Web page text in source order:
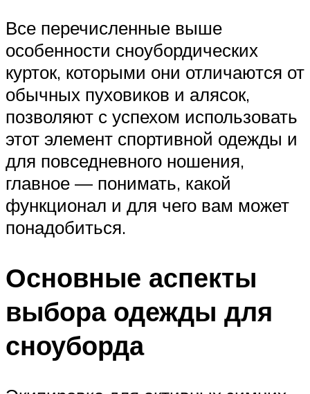
Все перечисленные выше
особенности сноубордических
курток, которыми они отличаются от
обычных пуховиков и алясок,
позволяют с успехом использовать
этот элемент спортивной одежды и
для повседневного ношения,
главное — понимать, какой
функционал и для чего вам может
понадобиться.
Основные аспекты
выбора одежды для
сноуборда